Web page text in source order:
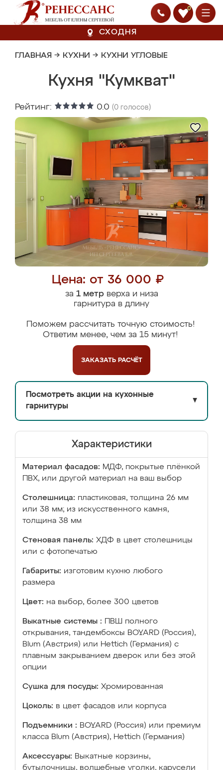
0
СХОДНЯ
ГЛАВНАЯ → КУХНИ → КУХНИ УГЛОВЫЕ
Кухня "Кумкват"
Рейтинг: 0.0 (0 голосов)
Цена: от 36 000 ₽
за 1 метрверха и низа
гарнитура в длину
Поможем рассчитать точную стоимость!
Ответим менее, чем за 15 минут!
ЗАКАЗАТЬ РАСЧЁТ
Посмотреть акции на кухонные
гарнитуры
▼
Характеристики
Материал фасадов: МДФ, покрытые плёнкой
ПВХ, или другой материал на ваш выбор
Столешница: пластиковая, толщина 26 мм
или 38 мм; из искусственного камня,
толщина 38 мм
Стеновая панель: ХДФ в цвет столешницы
или с фотопечатью
Габариты: изготовим кухню любого
размера
Цвет: на выбор, более 300 цветов
Выкатные системы :
ПВШ полного
открывания, тандембоксы BOYARD (Россия),
Blum (Австрия) или Hettich (Германия) с
плавным закрыванием дверок или без этой
опции
Сушка для посуды: Хромированная
Цоколь: в цвет фасадов или корпуса
Подъемники : BOYARD (Россия) или премиум
класса Blum (Австрия), Hettich (Германия)
Аксессуары: Выкатные корзины,
бутылочницы, волшебные уголки, карусели